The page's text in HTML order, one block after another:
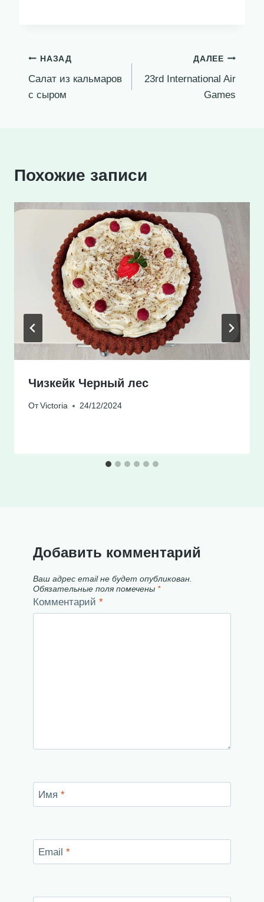
Навигация
по
НАЗАД
Салат из кальмаров
с сыром
ДАЛЕЕ
23rd International Air
Games
Похожие записи
Чизкейк Черный лес
От Victoria 24/12/2024
Добавить комментарий
Ваш адрес email не будет опубликован.
Обязательные поля помечены *
Комментарий *
Имя *
Email *